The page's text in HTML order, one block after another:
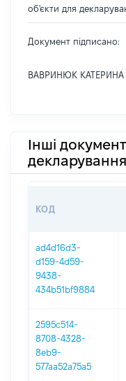
об'єкти для
Документ підписано:
ВАВРИНЮК КАТЕРИНА
Інші
декларування
КОД
ad4d16d3-
d159-4d59-
9438-
434b51bf9884
2595c514-
8708-4328-
8eb9-
577aa52a75a5